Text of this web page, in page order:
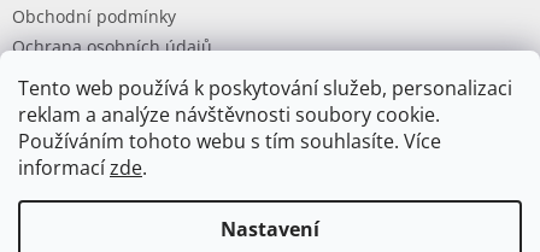
Tento web používá k poskytování služeb, personalizaci
reklam a analýze návštěvnosti soubory cookie.
Používáním tohoto webu s tím souhlasíte. Více
informacízde.
Nastavení
Obchodní podmínky
Ochrana osobních údajů